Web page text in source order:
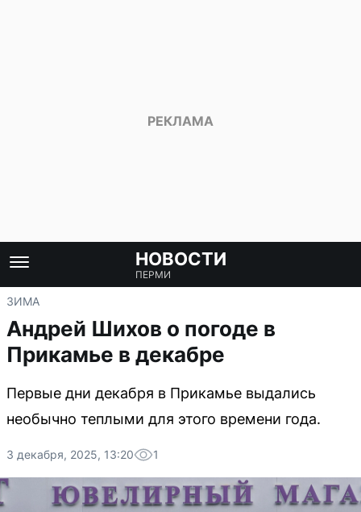
НОВОСТИ
ПЕРМИ
ЗИМА
Андрей Шихов о погоде в
Прикамье в декабре
Первые дни декабря в Прикамье выдались
необычно теплыми для этого времени года.
3 декабря, 2025, 13:20 1